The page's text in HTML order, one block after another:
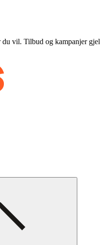
vil. Tilbud og kampanjer